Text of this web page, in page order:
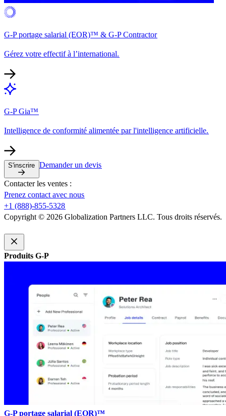
G-P portage salarial (EOR)™ & G-P Contractor​​
Gérez votre effectif à l’international.​​
G-P Gia™​​
Intelligence de conformité alimentée par l'intelligence artificielle.​​
S'inscrire​​ Demander un devis​​
Contacter les ventes :​​
Prenez contact avec nous​​
+1 (888)-855-5328​​
Copyright © 2026 Globalization Partners LLC. Tous droits réservés.​​
Produits G-P​​
G-P portage salarial (EOR)™​​